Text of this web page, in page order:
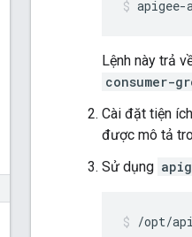
Lệnh này trả
consumer-
Cài đặt tiện
được mô tả
Sử dụng
/opt/